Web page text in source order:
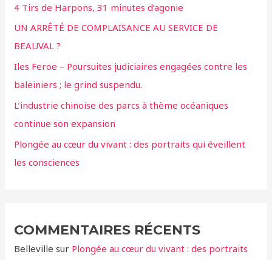
c
h
e
r
:
4 Tirs de Harpons, 31 minutes d’agonie
UN ARRÊTÉ DE COMPLAISANCE AU SERVICE DE
BEAUVAL ?
Iles Feroe – Poursuites judiciaires engagées contre les
baleiniers ; le grind suspendu.
L’industrie chinoise des parcs à thème océaniques
continue son expansion
Plongée au cœur du vivant : des portraits qui éveillent
les consciences
COMMENTAIRES RÉCENTS
Belleville sur Plongée au cœur du vivant : des portraits